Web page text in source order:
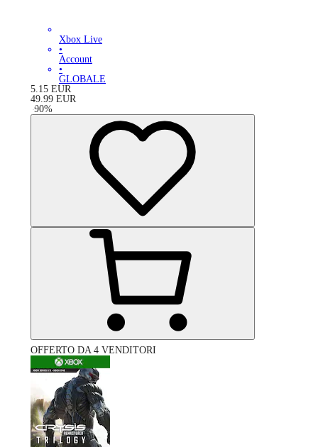
Xbox Live
•
Account
•
GLOBALE
5.15 EUR
49.99 EUR
-90%
OFFERTO DA 4 VENDITORI